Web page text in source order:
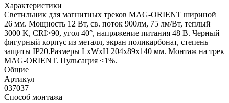
Характеристики
Светильник для магнитных треков MAG-ORIENT шириной
26 мм. Мощность 12 Вт, св. поток 900лм, 75 лм/Вт, теплый
3000 K, CRI>90, угол 40°, напряжение питания 48 В. Черный
фигурный корпус из металл, экран поликарбонат, степень
защиты IP20.Размеры LxWxH 204x89x140 мм. Монтаж на трек
MAG-ORIENT. Пульсация <1%.
Общие
Артикул
037037
Способ монтажа